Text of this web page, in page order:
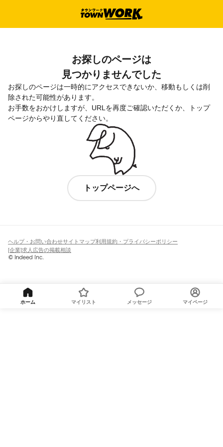
お探しのページは
見つかりませんでした
お探しのページは一時的にアクセスできないか、移動もしくは削
除された可能性があります。
お手数をおかけしますが、URLを再度ご確認いただくか、トップ
ページからやり直してください。
トップページへ
ヘルプ・お問い合わせサイトマップ利用規約・プライバシーポリシー
[企業]求人広告の掲載相談
ホーム マイリスト メッセージ マイページ